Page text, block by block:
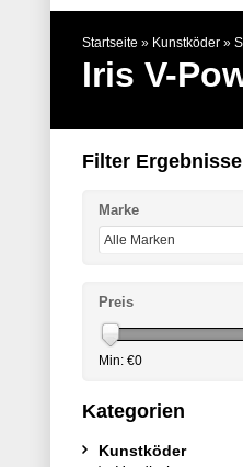
Startseite » Kunstköder »
Iris V-
Filter Ergebnisse
Marke
Preis
Min: €0
Kategorien
Kunstköder